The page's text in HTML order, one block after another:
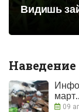
Видишь
09